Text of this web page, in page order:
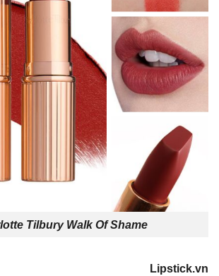
Tilbury Walk Of Shame
Lipstick.vn